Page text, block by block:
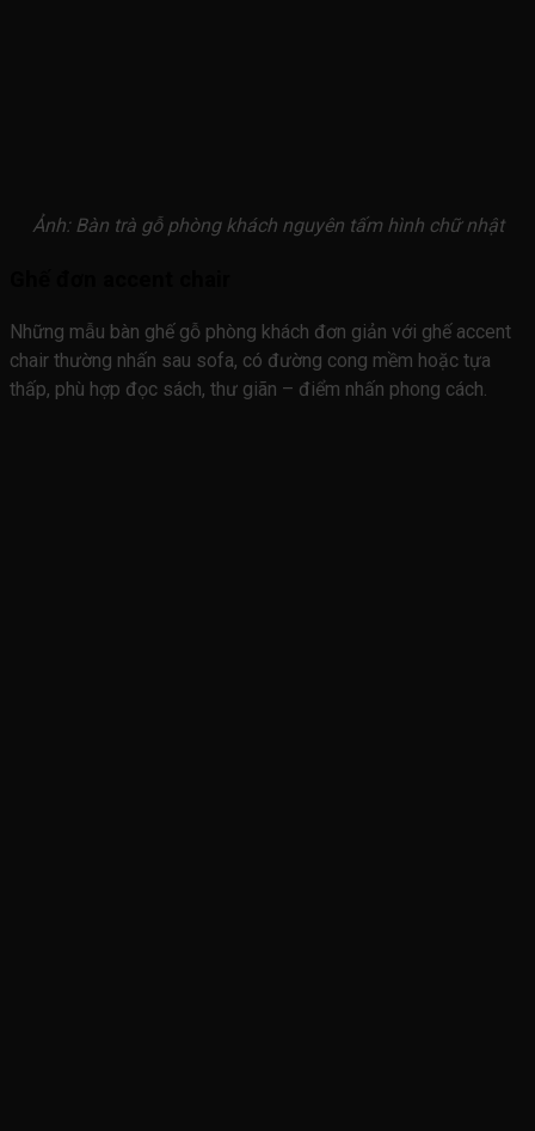
Ảnh: Bàn trà gỗ phòng khách nguyên tấm hình chữ nhật
Những mẫu bàn ghế gỗ phòng khách đơn giản với ghế accent
chair thường nhấn sau sofa, có đường cong mềm hoặc tựa
thấp, phù hợp đọc sách, thư giãn – điểm nhấn phong cách.